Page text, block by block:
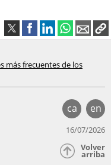
más frecuentes de los
ca en
16/07/2026
Volver
arriba